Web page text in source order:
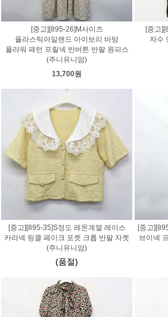
[중고][895-26]M사이즈
플라스틱아일랜드 아이보리 바탕
플라워 패턴 프릴넥 반버튼 반팔 원피스
(주니유니맘)
13,700원
[중고
자수
[중고][895-35]S정도 레몬계열 레이스
카라넥 링클 페이크 포켓 크롭 반팔 자켓
(주니유니맘)
(품절)
[중고
브이넥